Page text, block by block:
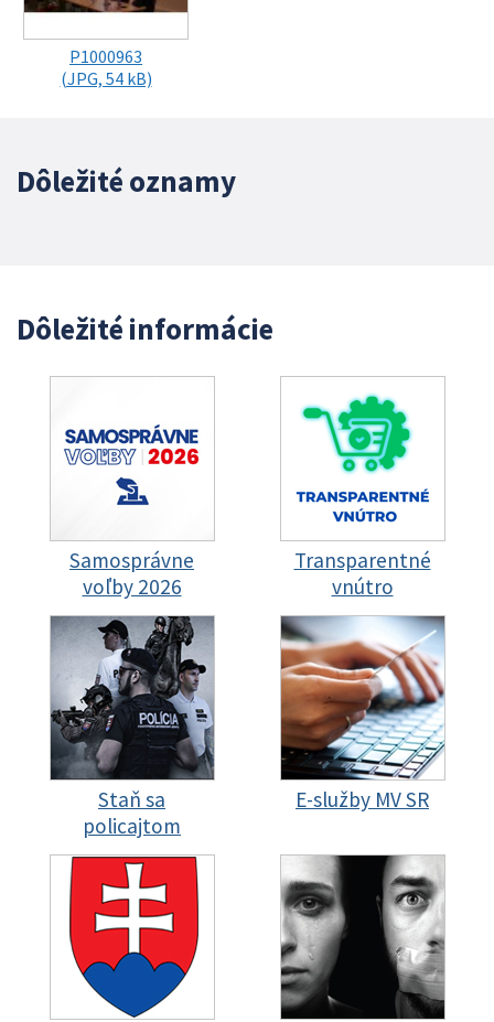
P1000963
(JPG, 54 kB)
Dôležité oznamy
Dôležité informácie
Samosprávne
voľby 2026
Transparentné
vnútro
Staň sa
policajtom
E-služby MV SR